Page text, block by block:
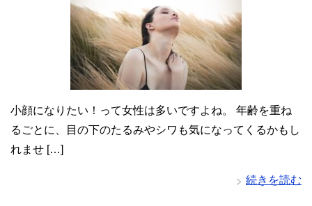
小顔になりたい！って女性は多いですよね。 年齢を重ね
るごとに、目の下のたるみやシワも気になってくるかもし
れませ […]
続きを読む